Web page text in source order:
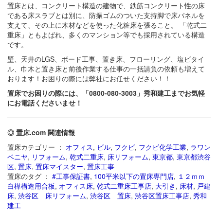
置床とは、コンクリート構造の建物で、鉄筋コンクリート性の床
である床スラブとは別に、防振ゴムのついた支持脚で床パネルを
支えて、その上に木材などを使った化粧床を張ること。 「乾式二
重床」ともよばれ、多くのマンション等でも採用されている構造
です。
壁、天井のLGS、ボード工事、置き床、フローリング、塩ビタイ
ル、巾木と置き床と前後作業する仕事の一括請負の依頼も増えて
おります！お困りの際には弊社にお任せください！！
置床でお困りの際には、「0800-080-3003」秀和建工までお気軽
にお電話くださいませ！
◎ 置床.com 関連情報
置床カテゴリー ： オフィス, ビル, フクビ, フクビ化学工業, ラワン
ベニヤ, リフォーム, 乾式二重床, 床リフォーム, 東京都, 東京都渋谷
区, 置床, 置床マイスター, 置床工事
置床のタグ ： #工事保証書, 100平米以下の置床専門店, １２ｍｍ
白樺構造用合板, オフィス床, 乾式二重床工事店, 大引き , 床材, 戸建
床, 渋谷区 床リフォーム, 渋谷区 置床, 渋谷区置床工事店, 秀和
建工